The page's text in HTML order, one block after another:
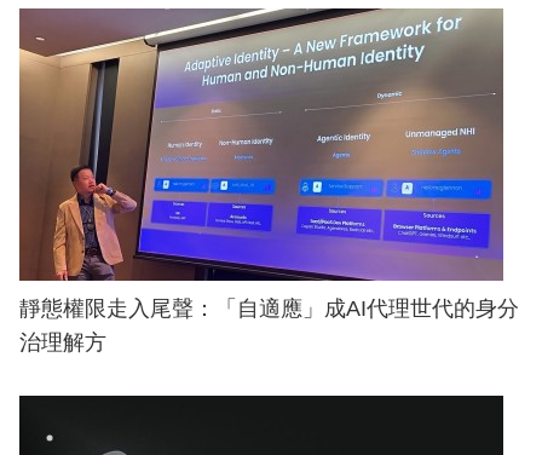
靜態權限走入尾聲：「自適應」成AI代理世代的身分
治理解方